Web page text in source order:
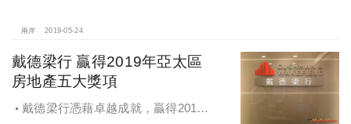
兩岸 2019-05-24
戴德梁行 贏得2019年亞太區
房地產五大獎項
戴德梁行憑藉卓越成就，贏得2019